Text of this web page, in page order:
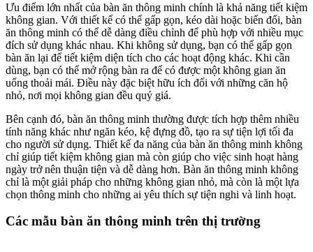
Ưu điểm lớn nhất của bàn ăn thông minh chính là khả năng tiết kiệm
không gian. Với thiết kế có thể gấp gọn, kéo dài hoặc biến đổi, bàn
ăn thông minh có thể dễ dàng điều chỉnh để phù hợp với nhiều mục
đích sử dụng khác nhau. Khi không sử dụng, bạn có thể gấp gọn
bàn ăn lại để tiết kiệm diện tích cho các hoạt động khác. Khi cần
dùng, bạn có thể mở rộng bàn ra để có được một không gian ăn
uống thoải mái. Điều này đặc biệt hữu ích đối với những căn hộ
nhỏ, nơi mọi không gian đều quý giá.
Bên cạnh đó, bàn ăn thông minh thường được tích hợp thêm nhiều
tính năng khác như ngăn kéo, kệ đựng đồ, tạo ra sự tiện lợi tối đa
cho người sử dụng. Thiết kế đa năng của bàn ăn thông minh không
chỉ giúp tiết kiệm không gian mà còn giúp cho việc sinh hoạt hàng
ngày trở nên thuận tiện và dễ dàng hơn. Bàn ăn thông minh không
chỉ là một giải pháp cho những không gian nhỏ, mà còn là một lựa
chọn thông minh cho những ai yêu thích sự tiện nghi và linh hoạt.
Các mẫu bàn ăn thông minh trên thị trường